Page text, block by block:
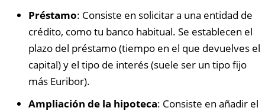
Préstamo: Consiste en solicitar a una entidad de
crédito, como tu banco habitual. Se establecen el
plazo del préstamo (tiempo en el que devuelves el
capital) y el tipo de interés (suele ser un tipo fijo
más Euribor).
Ampliación de la hipoteca: Consiste en añadir el